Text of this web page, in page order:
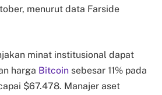
menurut data Farside
minat institusional dapat
harga Bitcoin sebesar 11% pada
$67.478. Manajer aset